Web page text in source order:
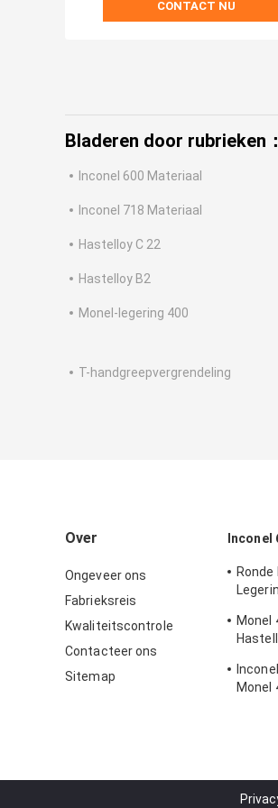
CONTACT NU
Bladeren door rubrieken：
Inconel 600 Materiaal
Inconel 718 Materiaal
Hastelloy C 22
Hastelloy B2
Monel-legering 400
T-handgreepvergrendeling
Over
Ongeveer ons
Fabrieksreis
Kwaliteitscontrole
Contacteer ons
Sitemap
Inconel
Ronde
600/
Monel
Monel